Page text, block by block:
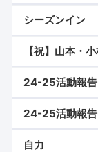
シーズンイン
【祝】山本・
24-25活動報告
24-25活動報告
自力